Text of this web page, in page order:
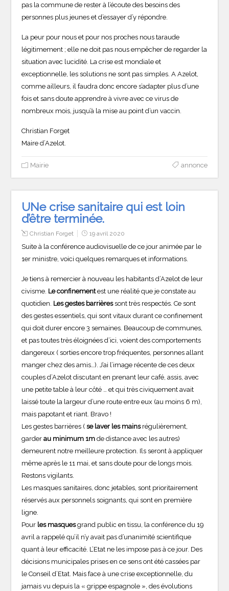
pas la commune de rester à l’écoute des besoins des
personnes plus jeunes et d’essayer d’y répondre.
La peur pour nous et pour nos proches nous taraude
légitimement ; elle ne doit pas nous empêcher de regarder la
situation avec lucidité. La crise est mondiale et
exceptionnelle, les solutions ne sont pas simples. A Azelot,
comme ailleurs, il faudra donc encore s’adapter plus d’une
fois et sans doute apprendre à vivre avec ce virus de
nombreux mois, jusqu’à la mise au point d’un vaccin.
Christian Forget
Maire d’Azelot.
Mairie annonce
UNe crise sanitaire qui est loin
d’être terminée.
Christian Forget 19 avril 2020
Suite à la conférence audiovisuelle de ce jour animée par le
1er ministre, voici quelques remarques et informations.
Je tiens à remercier à nouveau les habitants d’Azelot de leur
civisme. Le confinementest une réalité que je constate au
quotidien. Les gestes barrièressont très respectés. Ce sont
des gestes essentiels, qui sont vitaux durant ce confinement
qui doit durer encore 3 semaines. Beaucoup de communes,
et pas toutes très éloignées d’ici, voient des comportements
dangereux ( sorties encore trop fréquentes, personnes allant
manger chez des amis…). J’ai l’image récente de ces deux
couples d’Azelot discutant en prenant leur café, assis, avec
une petite table à leur côté … et qui très civiquement avait
laissé toute la largeur d’une route entre eux (au moins 6 m),
mais papotant et riant. Bravo !
Les gestes barrières (se laver les mainsrégulièrement,
garderau minimum 1m de distance avec les autres)
demeurent notre meilleure protection. Ils seront à appliquer
même après le 11 mai, et sans doute pour de longs mois.
Restons vigilants.
Les masques sanitaires, donc jetables, sont prioritairement
réservés aux personnels soignants, qui sont en première
ligne.
Pour les masquesgrand public en tissu, la conférence du 19
avril a rappelé qu’il n’y avait pas d’unanimité scientifique
quant à leur efficacité. L’Etat ne les impose pas à ce jour. Des
décisions municipales prises en ce sens ont été cassées par
le Conseil d’Etat. Mais face à une crise exceptionnelle, du
jamais vu depuis la « grippe espagnole », des évolutions